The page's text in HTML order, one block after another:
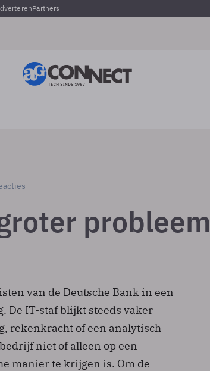
Partners
probleem
van de Deutsche Bank in een
De IT-staf blijkt steeds vaker
rekenkracht of een analytisch
niet of alleen op een
manier te krijgen is. Om de